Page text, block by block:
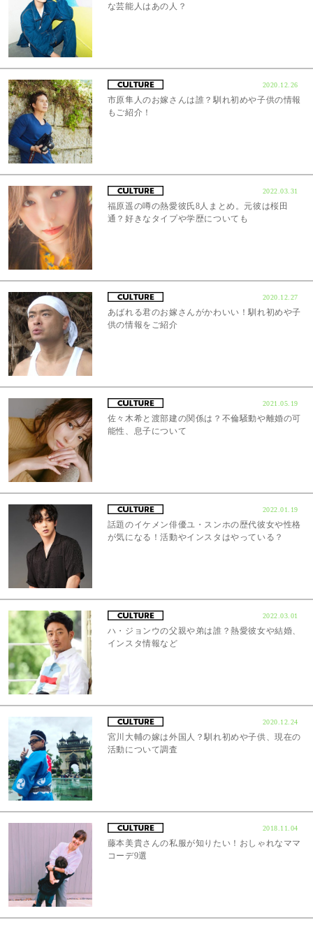
な芸能人はあの人？
2020.12.26
市原隼人のお嫁さんは誰？馴れ初めや子供の情報
もご紹介！
2022.03.31
福原遥の噂の熱愛彼氏8人まとめ。元彼は桜田
通？好きなタイプや学歴についても
2020.12.27
あばれる君のお嫁さんがかわいい！馴れ初めや子
供の情報をご紹介
2021.05.19
佐々木希と渡部建の関係は？不倫騒動や離婚の可
能性、息子について
2022.01.19
話題のイケメン俳優ユ・スンホの歴代彼女や性格
が気になる！活動やインスタはやっている？
2022.03.01
ハ・ジョンウの父親や弟は誰？熱愛彼女や結婚、
インスタ情報など
2020.12.24
宮川大輔の嫁は外国人？馴れ初めや子供、現在の
活動について調査
2018.11.04
藤本美貴さんの私服が知りたい！おしゃれなママ
コーデ9選